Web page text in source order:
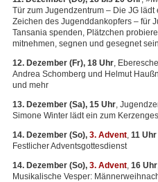
Tür zum Jugendzentrum – Die JG
Zeichen des Jugenddankopfers – für
Tansania spenden, Plätzchen
mitnehmen, segnen und gesegnet sein
12. Dezember (Fr), 18 Uhr,
Andrea Schomberg und Helmut
und mehr
13. Dezember (Sa), 15 Uhr,
Simone Winter lädt ein zum
14. Dezember (So), 3. Advent, 11 Uhr
Festlicher Adventsgottesdienst
14. Dezember (So), 3. Advent, 16 Uhr
Musikalische Vesper: